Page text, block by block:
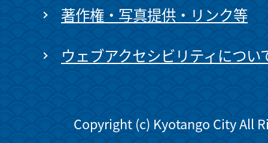
著作権・写真提供・リンク等
ウェブアクセシビリティについ
Copyright (c) Kyotango City All